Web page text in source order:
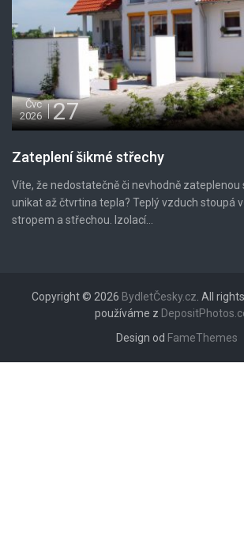
Čvc
2026
27
Zateplení šikmé střechy
Víte, že nedostatečně či nevhodně
unikat až čtvrtina tepla? Teplý vzduch stoupá
stropem a střechou. Izolací...
Copyright © 2026 BydletČesky.cz . All
používáme z
Design od FameThemes